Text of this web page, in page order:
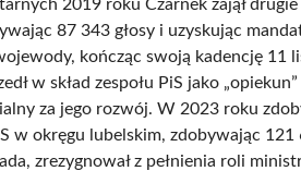
2019 roku Czarnek zajął
87 343 głosy i uzyskując
kończąc swoją kadencję 11
w skład zespołu PiS jako
za jego rozwój. W 2023 roku
w okręgu lubelskim, zdobywając 121
zrezygnował z pełnienia roli